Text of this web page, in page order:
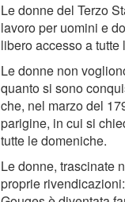
Le donne del Terzo
lavoro per uomini e
libero accesso a
Le donne non
quanto si sono
che, nel marzo del
parigine, in cui si
tutte le domeniche.
Le donne, trascinate
proprie